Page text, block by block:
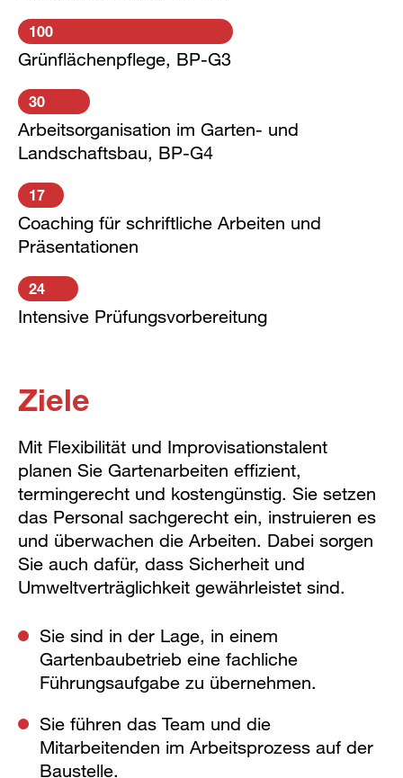
100
Grünflächenpflege, BP-G3
30
Arbeitsorganisation im Garten- und
Landschaftsbau, BP-G4
17
Coaching für schriftliche Arbeiten und
Präsentationen
24
Intensive Prüfungsvorbereitung
Ziele
Mit Flexibilität und Improvisationstalent
planen Sie Gartenarbeiten effizient,
termingerecht und kostengünstig. Sie setzen
das Personal sachgerecht ein, instruieren es
und überwachen die Arbeiten. Dabei sorgen
Sie auch dafür, dass Sicherheit und
Umweltverträglichkeit gewährleistet sind.
Sie sind in der Lage, in einem
Gartenbaubetrieb eine fachliche
Führungsaufgabe zu übernehmen.
Sie führen das Team und die
Mitarbeitenden im Arbeitsprozess auf der
Baustelle.